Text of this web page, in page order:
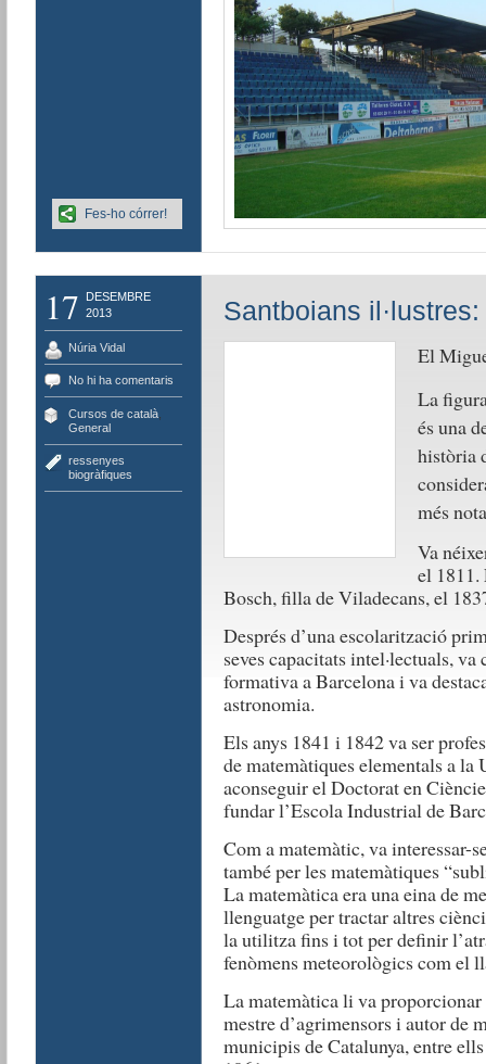
Fes-ho córrer!
17
DESEMBRE
2013
Núria Vidal
No hi ha comentaris
Cursos de català,
General
ressenyes
biogràfiques
Santboians
El
La
és una
història
més
Va
el 1811.
Bosch, filla de Viladecans, el
Després d’una escolarització
seves capacitats intel·lectuals,
formativa a Barcelona i va
astronomia.
Els anys 1841 i 1842 va ser
de matemàtiques elementals a
aconseguir el Doctorat en
fundar l’Escola Industrial de
Com a matemàtic, va interessar-
també per les matemàtiques
La matemàtica era una eina de
llenguatge per tractar altres
la utilitza fins i tot per definir
fenòmens meteorològics com el
La matemàtica li va proporcionar
mestre d’agrimensors i autor de
municipis de Catalunya, entre